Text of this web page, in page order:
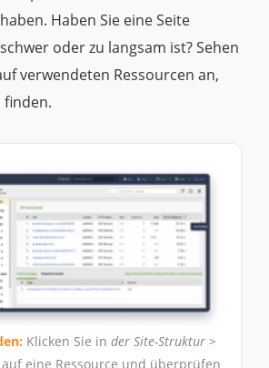
Haben Sie eine Seite
oder zu langsam ist? Sehen
verwendeten Ressourcen an,
finden.
Klicken Sie in der Site-Struktur >
auf eine Ressource und überprüfen